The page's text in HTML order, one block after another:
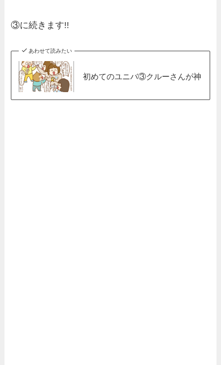
③に続きます!!
あわせて読みたい
初めてのユニバ③クルーさんが神